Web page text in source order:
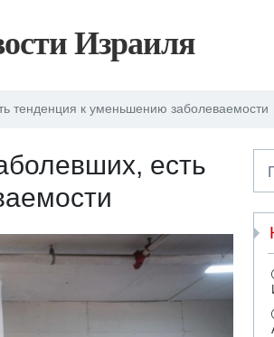
Израиля
тенденция к уменьшению заболеваемости
есть